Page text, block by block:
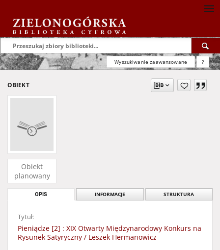
Wyszukiwanie zaawansowane ?
OBIEKT
Obiekt
planowany
OPIS INFORMACJE STRUKTURA
Tytuł:
Pieniądze [2] : XIX Otwarty Międzynarodowy Konkurs na
Rysunek Satyryczny / Leszek Hermanowicz